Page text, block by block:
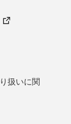
扱いに関